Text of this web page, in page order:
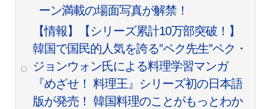
ーン満載の場面写真が解禁！
【情報】【シリーズ累計10万部突破！】
韓国で国民的人気を誇る”ペク先生”ペク・
ジョンウォン氏による料理学習マンガ
『めざせ！ 料理王』シリーズ初の日本語
版が発売！ 韓国料理のことがもっとわか